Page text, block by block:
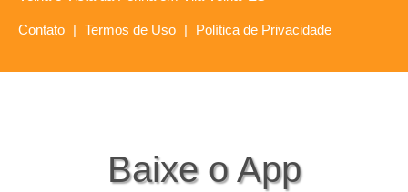
Contato | Termos de Uso | Política de Privacidade
Baixe o App